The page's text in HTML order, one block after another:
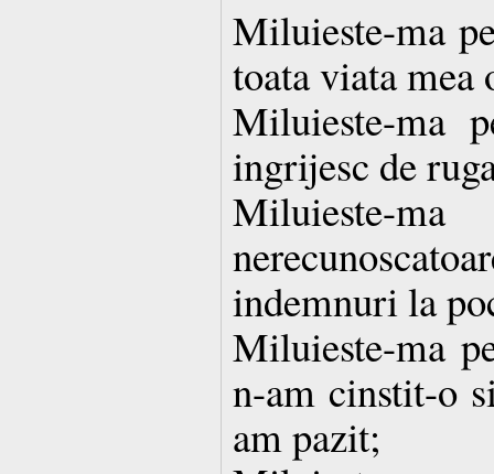
Miluieste-ma
toata viata mea
Miluieste-ma
ingrijesc de
Miluieste-
indemnuri la
Miluieste-ma
n-am cinstit-o
am pazit;